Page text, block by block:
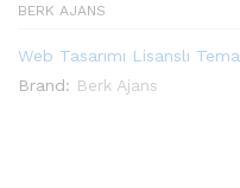
BERK AJANS
Web Tasarımı Lisanslı Tema
Brand: Berk Ajans